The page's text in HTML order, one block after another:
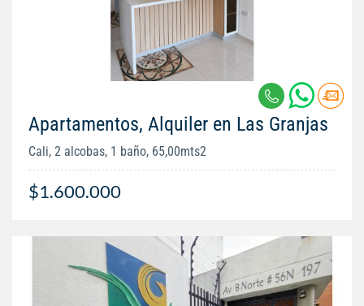
Apartamentos, Alquiler en Las Granjas
Cali, 2 alcobas, 1 baño, 65,00mts2
$1.600.000